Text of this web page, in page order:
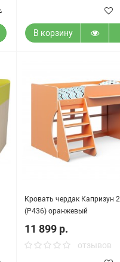
В корзину
Кровать чердак Капризун 2
(Р436) оранжевый
11 899 р.
отзывов